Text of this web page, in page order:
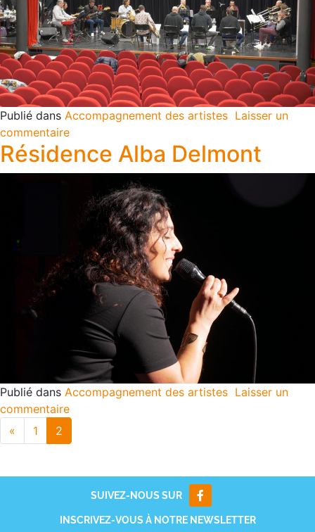
Publié dans Accompagnement des artistes Laisser un
commentaire
Résidence Alba Delmont
Publié dans Accompagnement des artistes Laisser un
commentaire
«
1 2
SUIVEZ-NOUS SUR
INSCRIVEZ-VOUS À NOTRE NEWSLETTER